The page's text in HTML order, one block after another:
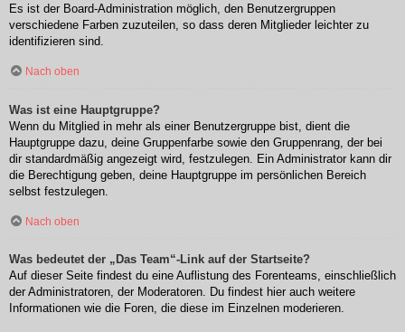
Es ist der Board-Administration möglich, den Benutzergruppen
verschiedene Farben zuzuteilen, so dass deren Mitglieder leichter zu
identifizieren sind.
Nach oben
Was ist eine Hauptgruppe?
Wenn du Mitglied in mehr als einer Benutzergruppe bist, dient die
Hauptgruppe dazu, deine Gruppenfarbe sowie den Gruppenrang, der bei
dir standardmäßig angezeigt wird, festzulegen. Ein Administrator kann dir
die Berechtigung geben, deine Hauptgruppe im persönlichen Bereich
selbst festzulegen.
Nach oben
Was bedeutet der „Das Team“-Link auf der Startseite?
Auf dieser Seite findest du eine Auflistung des Forenteams, einschließlich
der Administratoren, der Moderatoren. Du findest hier auch weitere
Informationen wie die Foren, die diese im Einzelnen moderieren.